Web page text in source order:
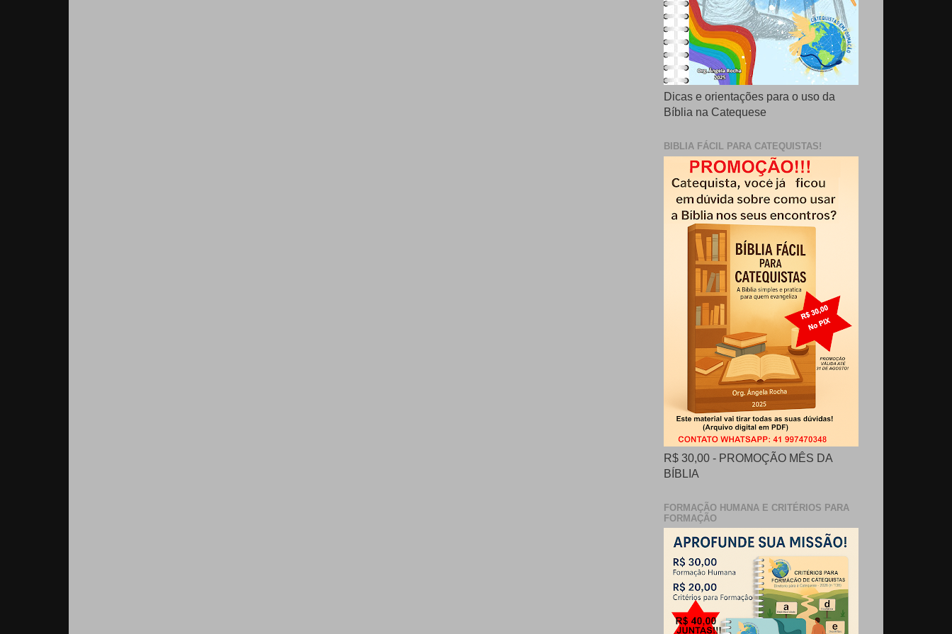
Dicas e orientações para o uso da
Bíblia na Catequese
BIBLIA FÁCIL PARA CATEQUISTAS!
R$ 30,00 - PROMOÇÃO MÊS DA
BÍBLIA
FORMAÇÃO HUMANA E CRITÉRIOS PARA
FORMAÇÃO